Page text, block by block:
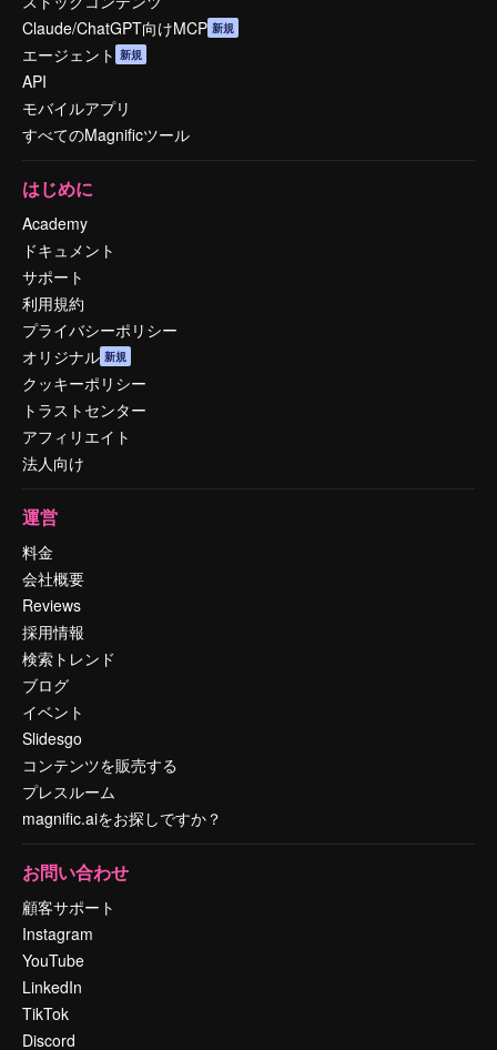
Claude/ChatGPT向けMCP 新規
エージェント 新規
API
モバイルアプリ
すべてのMagnificツール
はじめに
Academy
ドキュメント
サポート
利用規約
プライバシーポリシー
オリジナル 新規
クッキーポリシー
トラストセンター
アフィリエイト
法人向け
運営
料金
会社概要
Reviews
採用情報
検索トレンド
ブログ
イベント
Slidesgo
コンテンツを販売する
プレスルーム
magnific.aiをお探しですか？
お問い合わせ
顧客サポート
Instagram
YouTube
LinkedIn
TikTok
Discord